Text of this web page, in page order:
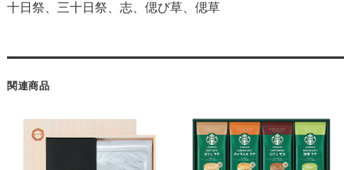
十日祭、三十日祭、志、偲び草、偲草
関連商品